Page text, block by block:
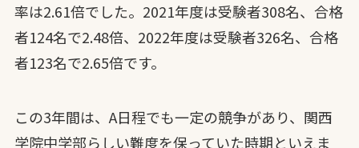
率は2.61倍でした。2021年度は受験者308名、合格
者124名で2.48倍、2022年度は受験者326名、合格
者123名で2.65倍です。
この3年間は、A日程でも一定の競争があり、関西
学院中学部らしい難度を保っていた時期といえま